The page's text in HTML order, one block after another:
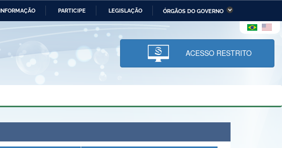
PARTICIPE LEGISLAÇÃO ÓRGÃOS DO GOVERNO
Ministério da Economia Ministério da Infraestrutura
Ministério da Ciência,
Tecnologia, Inovações e
Comunicações
e dos Direitos Humanos
Planalto
ACESSO RESTRITO